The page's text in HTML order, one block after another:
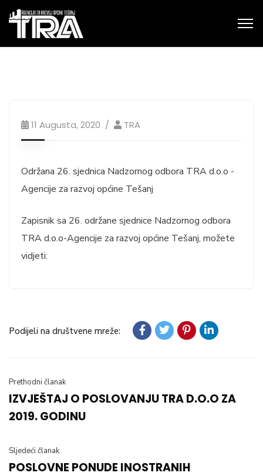
11 Augusta, 2020 TRA
Održana 26. sjednica Nadzornog odbora TRA d.o.o -
Agencije za razvoj općine Tešanj
Zapisnik sa 26. održane sjednice Nadzornog odbora
TRA d.o.o-Agencije za razvoj općine Tešanj, možete
vidjeti:
Podijeli na društvene mreže:
Prethodni članak
IZVJEŠTAJ O POSLOVANJU TRA D.O.O ZA
2019. GODINU
Sljedeći članak
POSLOVNE PONUDE INOSTRANIH